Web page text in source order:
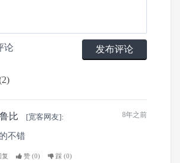
论 发布评论
8年之前
比 [宽客网友]:
1
不错
复 赞 (0) 踩 (0)
0 1